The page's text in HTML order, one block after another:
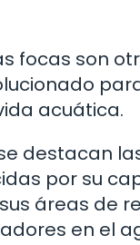
focas son
acuática.
destacan
por su
áreas de
en el